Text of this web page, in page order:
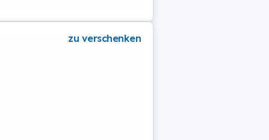
zu verschenken